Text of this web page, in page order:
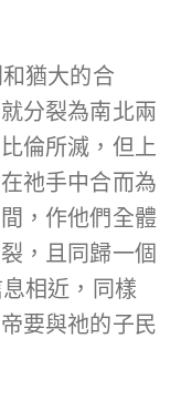
猶大的合
分裂為南北兩
倫所滅，但上
祂手中合而為
，作他們全體
，且同歸一個
相近，同樣
要與祂的子民